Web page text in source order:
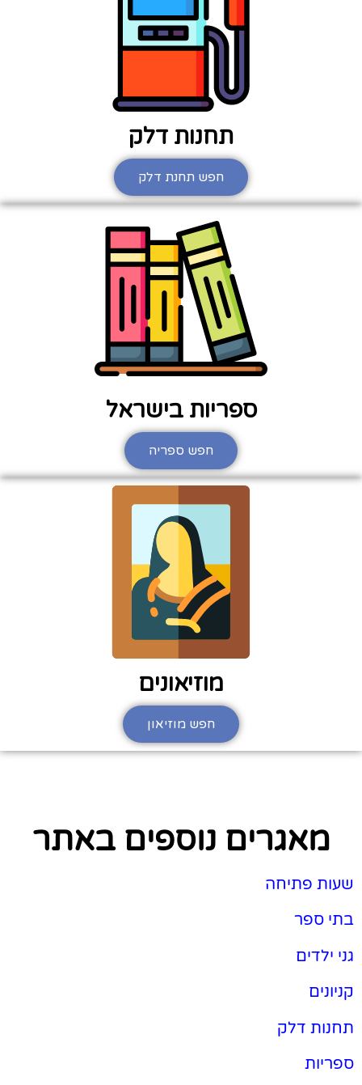
תחנות דלק
חפש תחנת דלק
ספריות בישראל
חפש ספריה
מוזיאונים
חפש מוזיאון
מאגרים נוספים באתר
שעות פתיחה
בתי ספר
גני ילדים
קניונים
תחנות דלק
ספריות